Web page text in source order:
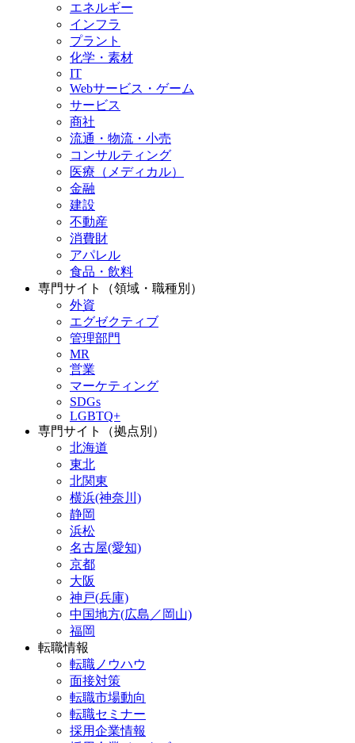
エネルギー
インフラ
プラント
化学・素材
IT
Webサービス・ゲーム
サービス
商社
流通・物流・小売
コンサルティング
医療（メディカル）
金融
建設
不動産
消費財
アパレル
食品・飲料
専門サイト（領域・職種別）
外資
エグゼクティブ
管理部門
MR
営業
マーケティング
SDGs
LGBTQ+
専門サイト（拠点別）
北海道
東北
北関東
横浜(神奈川)
静岡
浜松
名古屋(愛知)
京都
大阪
神戸(兵庫)
中国地方(広島／岡山)
福岡
転職情報
転職ノウハウ
面接対策
転職市場動向
転職セミナー
採用企業情報